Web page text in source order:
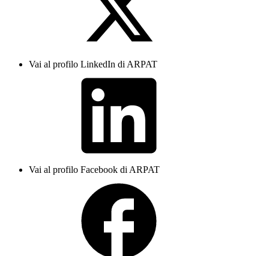
Vai al profilo LinkedIn di ARPAT
Vai al profilo Facebook di ARPAT